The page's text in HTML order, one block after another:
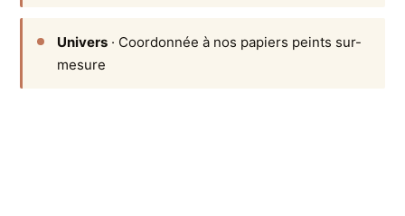
Univers · Coordonnée à nos papiers peints sur-
mesure